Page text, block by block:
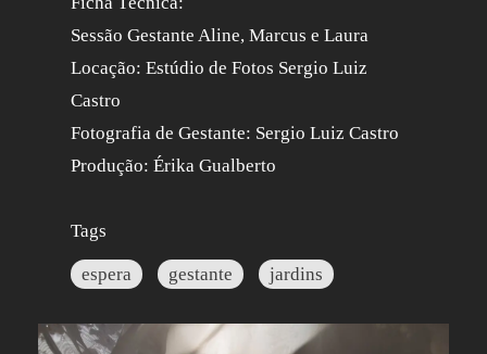
Sessão Gestante Aline, Marcus e Laura
Locação: Estúdio de Fotos Sergio Luiz
Castro
Fotografia de Gestante: Sergio Luiz Castro
Produção: Érika Gualberto
Tags
espera gestante jardins